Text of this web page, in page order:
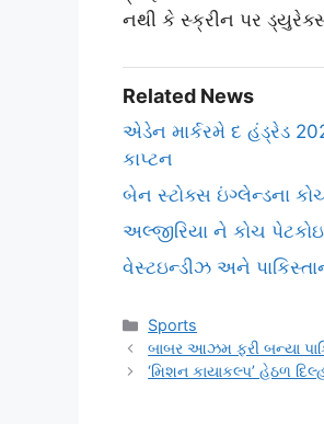
નથી કે સ્ક્રીન પર
Related News
એડેન માર્કરમે દ હંડ્રેડ
કાપ્ટન
બેન સ્ટોક્સ ઇંગ્લેન્ડના
અલ્જીરિયા ને કોચ
વેસ્ટઇન્ડીઝ અને
Categories
Sports
બાબર આઝમ ફરી બન્યા
‘મિશન કાયાકલ્પ’ હેઠળ